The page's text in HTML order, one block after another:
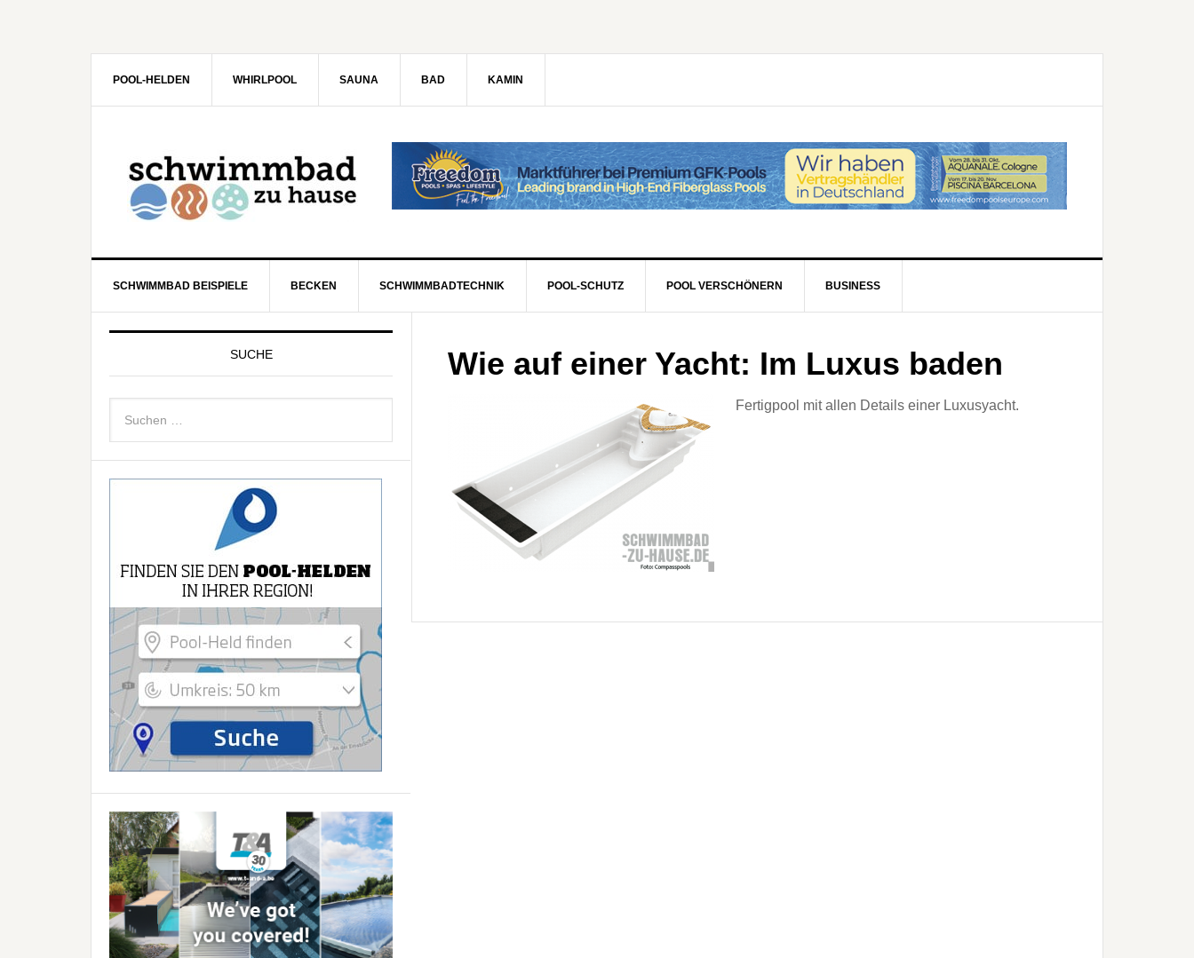
POOL-HELDEN WHIRLPOOL SAUNA BAD KAMIN
SCHWIMMBAD BEISPIELE BECKEN SCHWIMMBADTECHNIK POOL-SCHUTZ POOL VERSCHÖNERN BUSINESS
Wie auf einer Yacht: Im Luxus baden
Fertigpool mit allen Details einer Luxusyacht.
SUCHE